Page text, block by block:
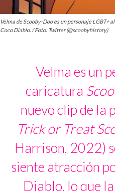
Velma de Scooby-Doo es un personaje LGBT+
Coco Diablo. / Foto: Twitter (@scoobyhistory)
Velma es un
caricatura
nuevo clip de la
Trick or Treat
Harrison, 2022)
siente atracción
Diablo, lo que